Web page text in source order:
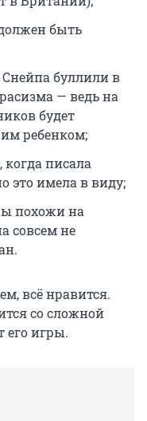
быть
Снейпа буллили в
— ведь на
будет
ребенком;
писала
это имела в виду;
похожи на
совсем не
всё нравится.
со сложной
его игры.